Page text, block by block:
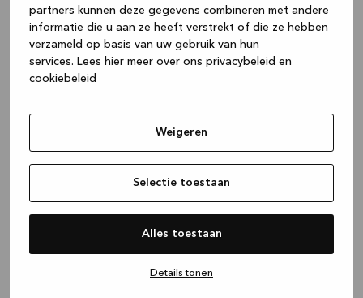
partners kunnen deze gegevens combineren met andere
informatie die u aan ze heeft verstrekt of die ze hebben
verzameld op basis van uw gebruik van hun
services. Lees hier meer over ons privacybeleid en
cookiebeleid
Weigeren
Selectie toestaan
Alles toestaan
Details tonen
(see the browser console for more
information).